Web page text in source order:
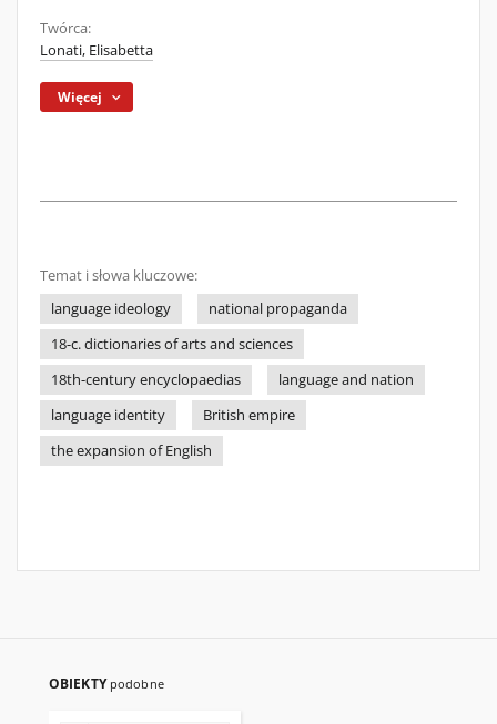
Twórca:
Lonati, Elisabetta
Więcej
Temat i słowa kluczowe:
language ideology
national propaganda
18-c. dictionaries of arts and sciences
18th-century encyclopaedias
language and nation
language identity
British empire
the expansion of English
OBIEKTY podobne